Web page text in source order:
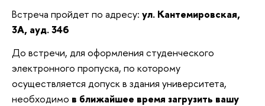
Встреча пройдет по адресу: ул. Кантемировская,
3А, ауд. 346
До встречи, для оформления студенческого
электронного пропуска, по которому
осуществляется допуск в здания университета,
необходимо в ближайшее время загрузить вашу